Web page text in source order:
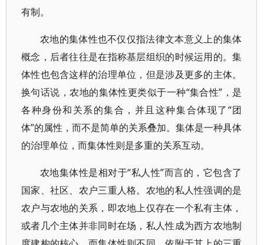
有制。
农地的集体性也不仅仅指法律文本意义上的集体
概念，后者往往是在指称基层组织的时候运用的。集
体性也包含这样的治理单位，但是涉及更多的主体。
换句话说，农地的集体性更类似于一种“集合性”，是
各种身份和关系的集合，并且这种集合体现了“团
体”的属性，而不是简单的关系叠加。集体是一种具体
的治理单位，而集体性则是多重的关系互动。
农地集体性是相对于“私人性”而言的，它包含了
国家、社区、农户三重人格。农地的私人性强调的是
农户与农地的关系，即农地上仅存在一个私有主体，
或者几个主体并非同时在场，私人性成为西方农地制